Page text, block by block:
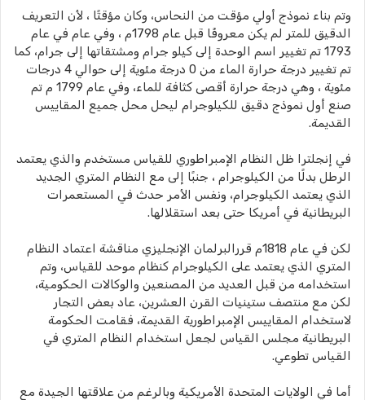
وتم بناء نموذج أولي مؤقت من النحاس، وكان مؤقتًا ، لأن التعريف
الدقيق للمتر لم يكن معروفًا قبل عام 1798م ، وفي عام في عام
1793 تم تغيير اسم الوحدة إلى كيلو جرام ومشتقاتها إلى جرام، كما
تم تغيير درجة حرارة الماء من 0 درجة مئوية إلى حوالي 4 درجات
مئوية ، وهي درجة حرارة أقصى كثافة للماء، وفي عام 1799 م تم
صنع أول نموذج دقيق للكيلوجرام ليحل محل جميع المقاييس
القديمة.
في إنجلترا ظل النظام الإمبراطوري للقياس مستخدم والذي يعتمد
الرطل بدلًا من الكيلوجرام ، جنبًا إلى مع النظام المتري الجديد
الذي يعتمد الكيلوجرام، ونفس الأمر حدث في المستعمرات
البريطانية في أمريكا حتى بعد استقلالها.
لكن في عام 1818م قررالبرلمان الإنجليزي مناقشة اعتماد النظام
المتري الذي يعتمد على الكيلوجرام كنظام موحد للقياس، وتم
استخدامه من قبل العديد من المصنعين والوكالات الحكومية،
لكن مع منتصف ستينيات القرن العشرين، عاد بعض التجار
لاستخدام المقاييس الإمبراطورية القديمة، فقامت الحكومة
البريطانية مجلس القياس لجعل استخدام النظام المتري في
القياس تطوعي.
أما في الولايات المتحدة الأمريكية وبالرغم من علاقتها الجيدة مع